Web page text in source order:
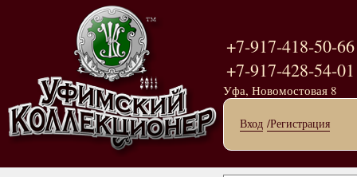
+7-917-418-50-66
+7-917-428-54-01
Уфа, Новомостовая 8
Вход /Регистрация